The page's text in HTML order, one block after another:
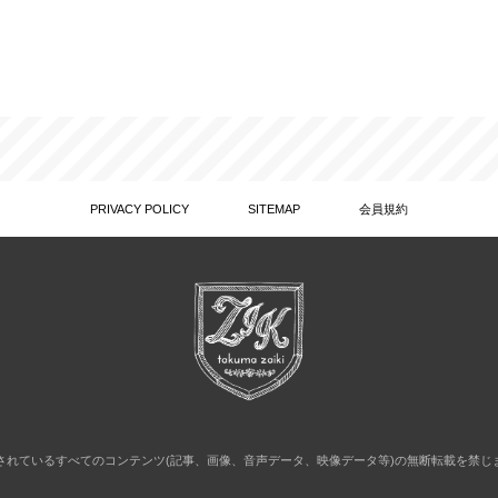
PRIVACY POLICY SITEMAP 会員規約
れているすべてのコンテンツ(記事、画像、音声データ、映像データ等)の無断転載を禁じ